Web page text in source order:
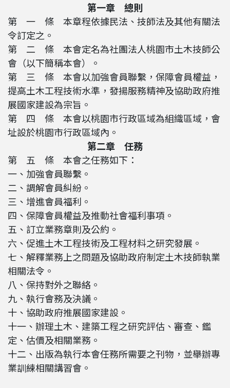
第一章 總則
第 一 條 本章程依據民法、技師法及其他有關法
令訂定之。
第 二 條 本會定名為社團法人桃園市土木技師公
會（以下簡稱本會）。
第 三 條 本會以加強會員聯繫，保障會員權益，
提高土木工程技術水準，發揚服務精神及協助政府推
展國家建設為宗旨。
第 四 條 本會以桃園市行政區域為組織區域，會
址設於桃園市行政區域內。
第二章 任務
第 五 條 本會之任務如下：
一、加強會員聯繫。
二、調解會員糾紛。
三、增進會員福利。
四、保障會員權益及推動社會福利事項。
五、訂立業務章則及公約。
六、促進土木工程技術及工程材料之研究發展。
七、解釋業務上之問題及協助政府制定土木技師執業
相關法令。
八、保持對外之聯絡。
九、執行會務及決議。
十、協助政府推展國家建設。
十一、辦理土木、建築工程之研究評估、審查、鑑
定、估價及相關業務。
十二、出版為執行本會任務所需要之刊物，並舉辦專
業訓練相關講習會。